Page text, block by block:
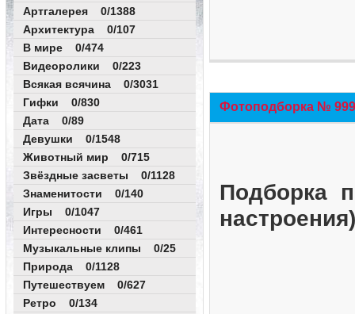
Артгалерея 0/1388
Архитектура 0/107
В мире 0/474
Видеоролики 0/223
Всякая всячина 0/3031
Гифки 0/830
Дата 0/89
Девушки 0/1548
Животный мир 0/715
Звёздные засветы 0/1128
Знаменитости 0/140
Игры 0/1047
Интересности 0/461
Музыкальные клипы 0/25
Природа 0/1128
Путешествуем 0/627
Ретро 0/134
Фотоподборка №
Подборка